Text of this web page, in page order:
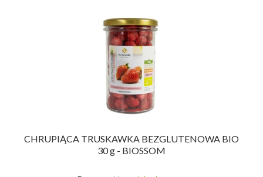
CHRUPIĄCA TRUSKAWKA BEZGLUTENOWA BIO
30 g - BIOSSOM